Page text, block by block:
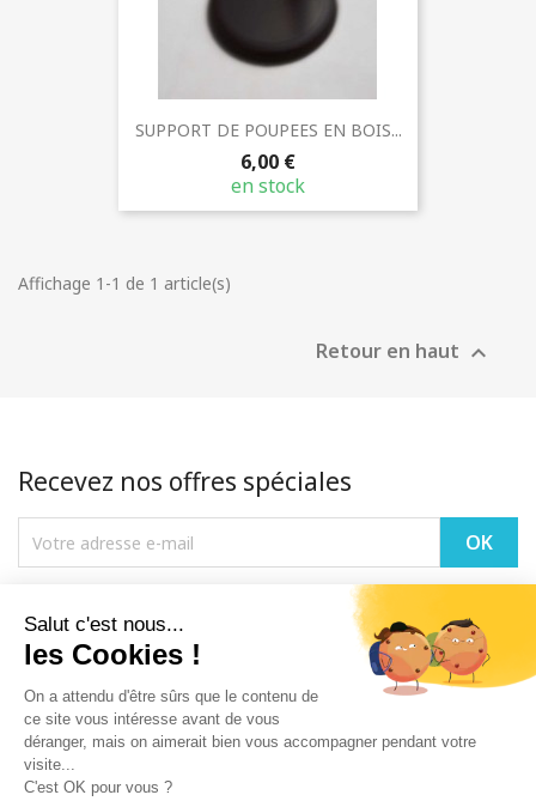
SUPPORT DE POUPEES EN BOIS...
6,00 €
en stock
Affichage 1-1 de 1 article(s)
Retour en haut 
Recevez nos offres spéciales
Vous pouvez vous désinscrire à tout moment. Vous trouverez pour cela
nos informations de contact dans les conditions d'utilisation du site.
PRODUITS
NOTRE SOCIÉTÉ